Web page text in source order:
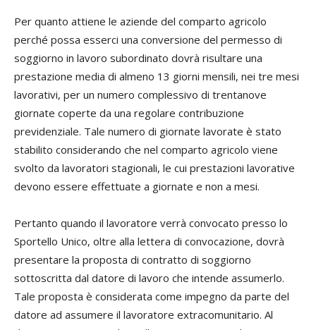
Per quanto attiene le aziende del comparto agricolo
perché possa esserci una conversione del permesso di
soggiorno in lavoro subordinato dovrà risultare una
prestazione media di almeno 13 giorni mensili, nei tre mesi
lavorativi, per un numero complessivo di trentanove
giornate coperte da una regolare contribuzione
previdenziale. Tale numero di giornate lavorate è stato
stabilito considerando che nel comparto agricolo viene
svolto da lavoratori stagionali, le cui prestazioni lavorative
devono essere effettuate a giornate e non a mesi.
Pertanto quando il lavoratore verrà convocato presso lo
Sportello Unico, oltre alla lettera di convocazione, dovrà
presentare la proposta di contratto di soggiorno
sottoscritta dal datore di lavoro che intende assumerlo.
Tale proposta è considerata come impegno da parte del
datore ad assumere il lavoratore extracomunitario. Al